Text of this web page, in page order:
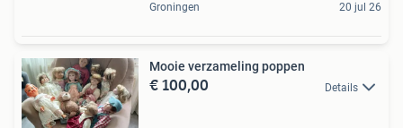
Groningen 20 jul 26
Mooie verzameling poppen
€ 100,00 Details